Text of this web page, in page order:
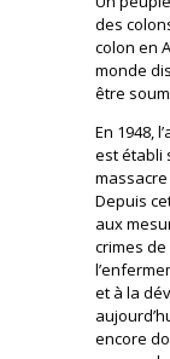
des
colon en
monde
être
En 1948,
est établi
Depuis
aux
crimes de
et à la
encore